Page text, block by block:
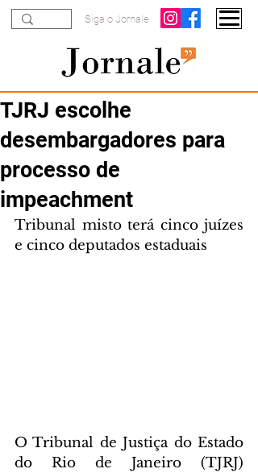
Siga o Jornale
TJRJ escolhe
desembargadores para
processo de
impeachment
Tribunal misto terá cinco juízes
e cinco deputados estaduais
O Tribunal de Justiça do Estado
do Rio de Janeiro (TJRJ)